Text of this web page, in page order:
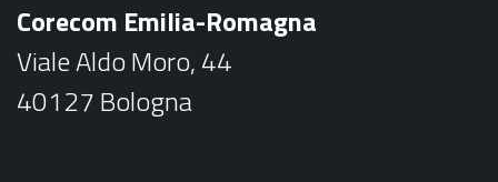
k
a
Corecom Emilia-Romagna
Viale Aldo Moro, 44
40127 Bologna